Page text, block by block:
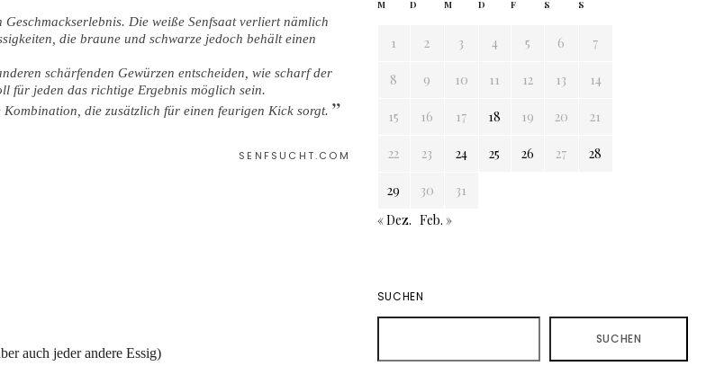
Die weiße Senfsaat verliert nämlich
die braune und schwarze jedoch behält einen
schärfenden Gewürzen entscheiden, wie scharf der
für jeden das richtige Ergebnis möglich sein.
Kombination, die zusätzlich für einen feurigen Kick sorgt.
SENFSUCHT.COM
auch jeder andere Essig)
M D M D F S S
1 2 3 4 5 6 7
8 9 10 11 12 13 14
15 16 17 18 19 20 21
22 23 24 25 26 27 28
29 30
31
« Dez. Feb. »
SUCHEN
SUCHEN